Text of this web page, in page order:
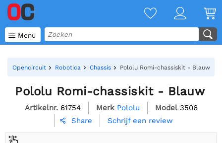
 Menu
Opencircuit Robotica Chassis Pololu Romi-chassiskit - Blauw
Pololu Romi-chassiskit - Blauw
Artikelnr. 61754 Merk Pololu Model 3506
 Share Schrijf een review